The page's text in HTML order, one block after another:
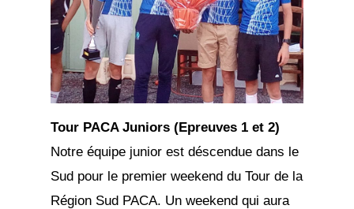
Tour PACA Juniors (Epreuves 1 et 2)
Notre équipe junior est déscendue dans le
Sud pour le premier weekend du Tour de la
Région Sud PACA. Un weekend qui aura